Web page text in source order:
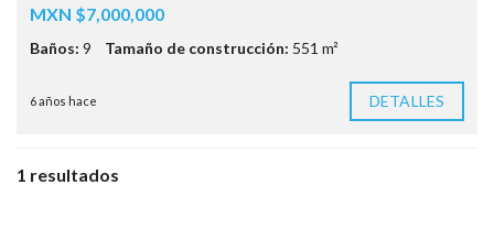
MXN $7,000,000
Baños: 9 Tamaño de construcción: 551 m²
6 años hace DETALLES
1 resultados